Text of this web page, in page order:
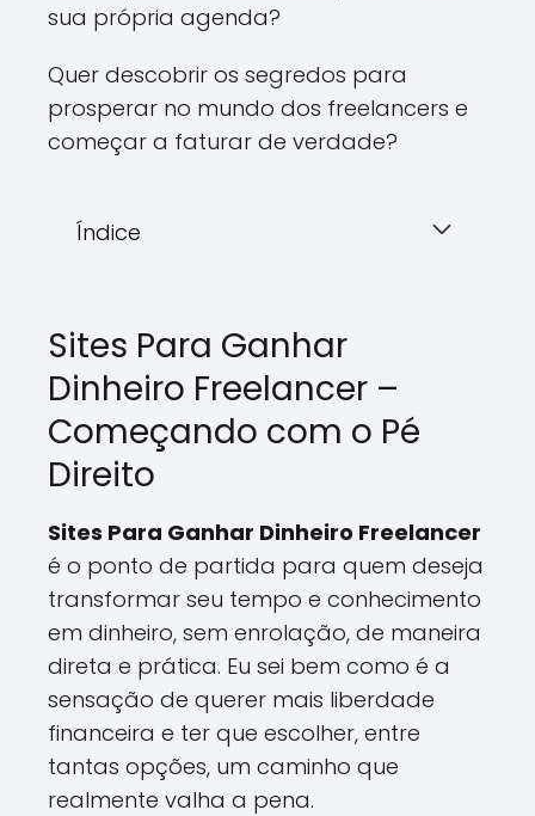
sua própria agenda?
Quer descobrir os segredos para
prosperar no mundo dos freelancers e
começar a faturar de verdade?
Índice
Sites Para Ganhar
Dinheiro Freelancer –
Começando com o Pé
Direito
Sites Para Ganhar Dinheiro Freelancer
é o ponto de partida para quem deseja
transformar seu tempo e conhecimento
em dinheiro, sem enrolação, de maneira
direta e prática. Eu sei bem como é a
sensação de querer mais liberdade
financeira e ter que escolher, entre
tantas opções, um caminho que
realmente valha a pena.